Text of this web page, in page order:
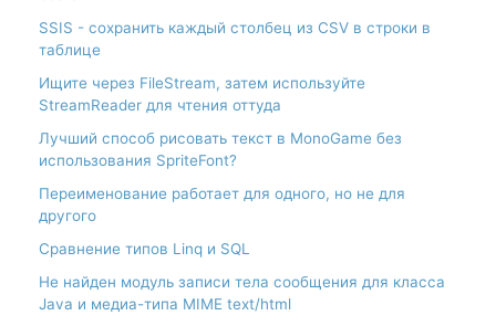
SSIS - сохранить каждый столбец из CSV в строки в
таблице
Ищите через FileStream, затем используйте
StreamReader для чтения оттуда
Лучший способ рисовать текст в MonoGame без
использования SpriteFont?
Переименование работает для одного, но не для
другого
Сравнение типов Linq и SQL
Не найден модуль записи тела сообщения для класса
Java и медиа-типа MIME text/html